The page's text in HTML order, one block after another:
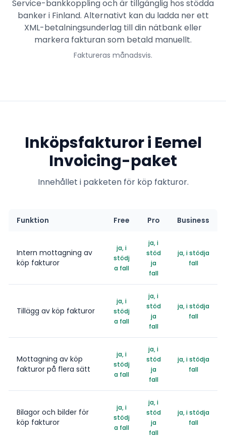
Service-bankkoppling och är tillgänglig hos stödda
banker i Finland. Alternativt kan du ladda ner ett
XML-betalningsunderlag till din nätbank eller
markera fakturan som betald manuellt.
Faktureras månadsvis.
Inköpsfakturor i Eemel
Invoicing-paket
Innehållet i pakketen för köp fakturor.
Funktion Free Pro Business
Intern mottagning av
köp fakturor
ja, i
stödj
a fall
ja, i
stöd
ja
fall
ja, i stödja
fall
Tillägg av köp fakturor
ja, i
stödj
a fall
ja, i
stöd
ja
fall
ja, i stödja
fall
Mottagning av köp
fakturor på flera sätt
ja, i
stödj
a fall
ja, i
stöd
ja
fall
ja, i stödja
fall
Bilagor och bilder för
köp fakturor
ja, i
stödj
a fall
ja, i
stöd
ja
fall
ja, i stödja
fall